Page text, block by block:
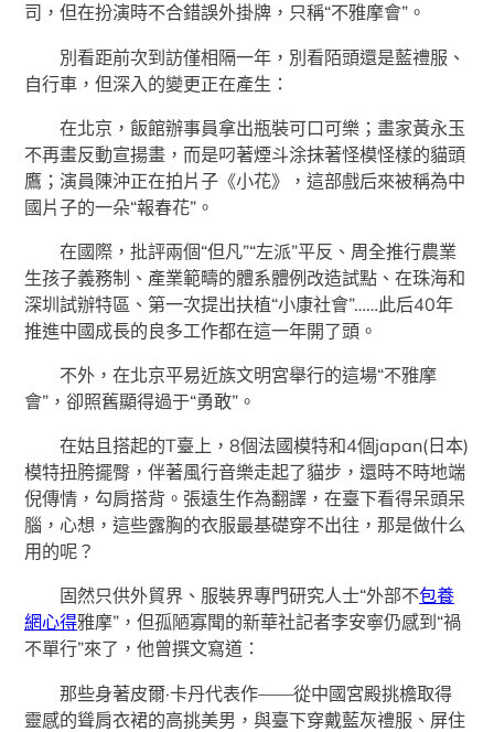
司，但在扮演時不合錯誤外掛牌，只稱“不雅摩會”。
別看距前次到訪僅相隔一年，別看陌頭還是藍禮服、
自行車，但深入的變更正在產生：
在北京，飯館辦事員拿出瓶裝可口可樂；畫家黃永玉
不再畫反動宣揚畫，而是叼著煙斗涂抹著怪模怪樣的貓頭
鷹；演員陳沖正在拍片子《小花》，這部戲后來被稱為中
國片子的一朵“報春花”。
在國際，批評兩個“但凡”“左派”平反、周全推行農業
生孩子義務制、產業範疇的體系體例改造試點、在珠海和
深圳試辦特區、第一次提出扶植“小康社會”……此后40年
推進中國成長的良多工作都在這一年開了頭。
不外，在北京平易近族文明宮舉行的這場“不雅摩
會”，卻照舊顯得過于“勇敢”。
在姑且搭起的T臺上，8個法國模特和4個japan(日本)
模特扭胯擺臀，伴著風行音樂走起了貓步，還時不時地端
倪傳情，勾肩搭背。張遠生作為翻譯，在臺下看得呆頭呆
腦，心想，這些露胸的衣服最基礎穿不出往，那是做什么
用的呢？
固然只供外貿界、服裝界專門研究人士“外部不包養
網心得雅摩”，但孤陋寡聞的新華社記者李安寧仍感到“禍
不單行”來了，他曾撰文寫道：
那些身著皮爾·卡丹代表作——從中國宮殿挑檐取得
靈感的聳肩衣裙的高挑美男，與臺下穿戴藍灰禮服、屏住